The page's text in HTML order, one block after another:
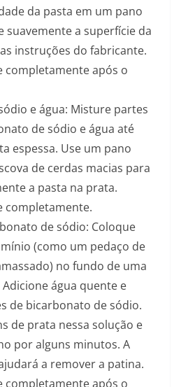
da pasta em um pano
suavemente a superfície da
instruções do fabricante.
completamente após o
e água: Misture partes
de sódio e água até
espessa. Use um pano
de cerdas macias para
a pasta na prata.
completamente.
de sódio: Coloque
(como um pedaço de
no fundo de uma
água quente e
de bicarbonato de sódio.
de prata nessa solução e
por alguns minutos. A
a remover a patina.
completamente após o